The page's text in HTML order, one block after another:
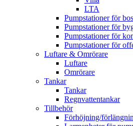
LTA
Pumpstationer för
Pumpstationer för
Pumpstationer för
Pumpstationer för
Luftare & Omrörare
Luftare
Omrörare
Tankar
Tankar
Regnvattentankar
Tillbehör
Förhöjning/